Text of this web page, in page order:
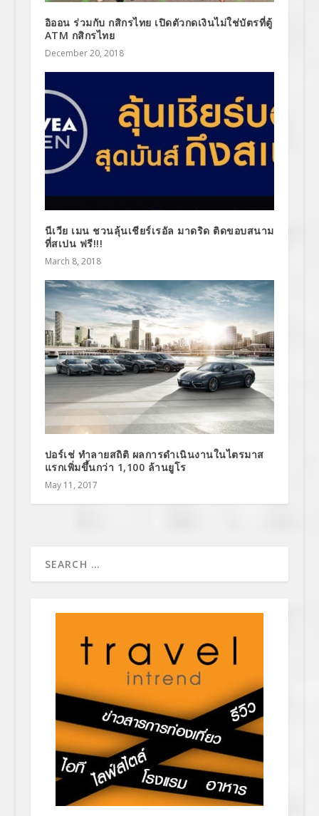
อิออน ร่วมกับ กสิกรไทย เปิดตัวกดเงินไม่ใช่บัตรที่ตู้
ATM กสิกรไทย
December 20, 2018
นีเวีย เมน ชวนลุ้นเชียร์เรอัล มาดริด ติดขอบสนาม
ที่สเปน ฟรี!!!
March 8, 2018
ปอร์เช่ ทำลายสถิติ ผลการดำเนินงานในไตรมาส
แรกเพิ่มขึ้นกว่า 1,100 ล้านยูโร
May 11, 2017